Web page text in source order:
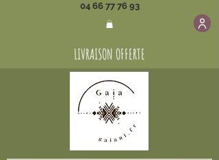
04 66 77 76 93
LIVRAISON OFFERTE